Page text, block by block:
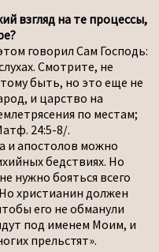
взгляд на те процессы,
говорил Сам Господь:
Смотрите, не
быть, но это еще не
и царство на
по местам;
24:5-8/.
и апостолов можно
бедствиях. Но
нужно бояться всего
христианин должен
его не обманули
под именем Моим, и
прельстят».